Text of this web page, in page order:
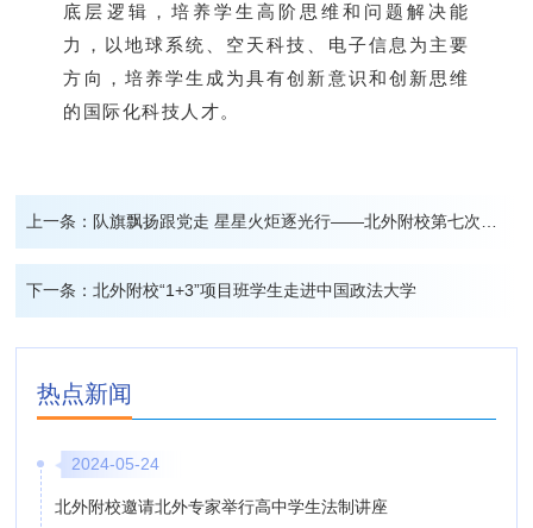
底层逻辑，培养学生高阶思维和问题解决能
力， 以地球系统、空天科技、电子信息为主要
方向，培养学生成为具有创新意识和创新思维
的国际化科技人才。
上一条：
下一条： 北外附校“1+3”项目班学生走进中国政法大学
热点新闻
2024-05-24
北外附校邀请北外专家举行高中学生法制讲座